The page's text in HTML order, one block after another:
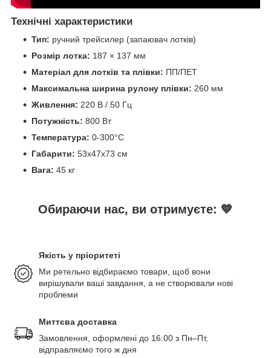
Технічні характеристики
Тип: ручний трейсилер (запаювач лотків)
Розмір лотка: 187 × 137 мм
Матеріал для лотків та плівки: ПП/ПЕТ
Максимальна ширина рулону плівки: 260 мм
Живлення: 220 В / 50 Гц
Потужність: 800 Вт
Температура: 0-300°C
Габарити: 53х47х73 см
Вага: 45 кг
Обираючи нас, ви отримуєте: 💙
Якість у пріоритеті
Ми ретельно відбираємо товари, щоб вони
вирішували ваші завдання, а не створювали нові
проблеми
Миттєва доставка
Замовлення, оформлені до 16:00 з Пн–Пт,
відправляємо того ж дня